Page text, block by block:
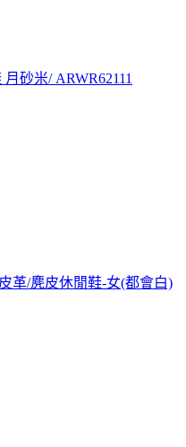
砂米/ ARWR62111
革/麂皮休閒鞋-女(都會白)